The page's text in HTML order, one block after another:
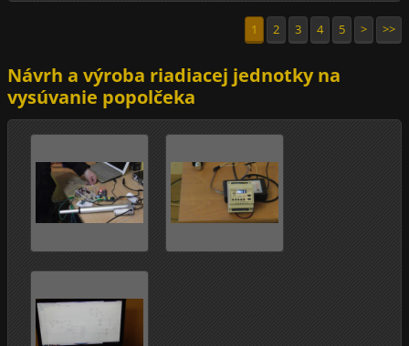
1 2 3 4 5 > >>
Návrh a výroba riadiacej jednotky na
vysúvanie popolčeka